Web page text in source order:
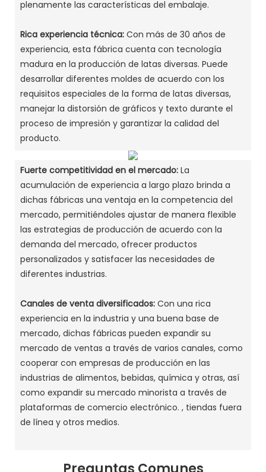
plenamente las características del embalaje. ‌
Rica experiencia técnica: Con más de 30 años de
experiencia, esta fábrica cuenta con tecnología
madura en la producción de latas diversas. Puede
desarrollar diferentes moldes de acuerdo con los
requisitos especiales de la forma de latas diversas,
manejar la distorsión de gráficos y texto durante el
proceso de impresión y garantizar la calidad del
producto. ‌
Fuerte competitividad en el mercado: La
acumulación de experiencia a largo plazo brinda a
dichas fábricas una ventaja en la competencia del
mercado, permitiéndoles ajustar de manera flexible
las estrategias de producción de acuerdo con la
demanda del mercado, ofrecer productos
personalizados y satisfacer las necesidades de
diferentes industrias. ‌
Canales de venta diversificados: Con una rica
experiencia en la industria y una buena base de
mercado, dichas fábricas pueden expandir su
mercado de ventas a través de varios canales, como
cooperar con empresas de producción en las
industrias de alimentos, bebidas, química y otras, así
como expandir su mercado minorista a través de
plataformas de comercio electrónico. , tiendas fuera
de línea y otros medios. ‌